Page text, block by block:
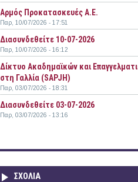
Food – Good Farming» στη
Αρμός Προκατασκευές Α.Ε.
Παρ, 10/07/2026 - 17:51
Διασυνδεθείτε 10-07-2026
Παρ, 10/07/2026 - 16:12
Δίκτυο Ακαδημαϊκών και
στη Γαλλία (SAPJH)
Παρ, 03/07/2026 - 18:31
Διασυνδεθείτε 03-07-2026
Παρ, 03/07/2026 - 13:16
ΣΧΟΛΙΑ